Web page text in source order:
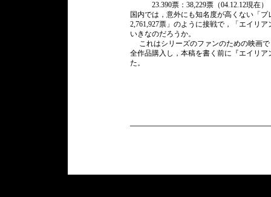
23.390票：38,229票（04.12.12現在
国内では，意外にも知名度が高くない「
2,761,927票」のように接戦で，「エイリ
いきなのだろうか。
これはシリーズのファンのための映画
全作品購入し，本稿を書く前に『エイリ
た。